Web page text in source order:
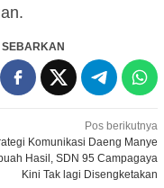
SEBARKAN
Pos berikutnya
Komunikasi Daeng Manye
Hasil, SDN 95 Campagaya
Kini Tak lagi Disengketakan